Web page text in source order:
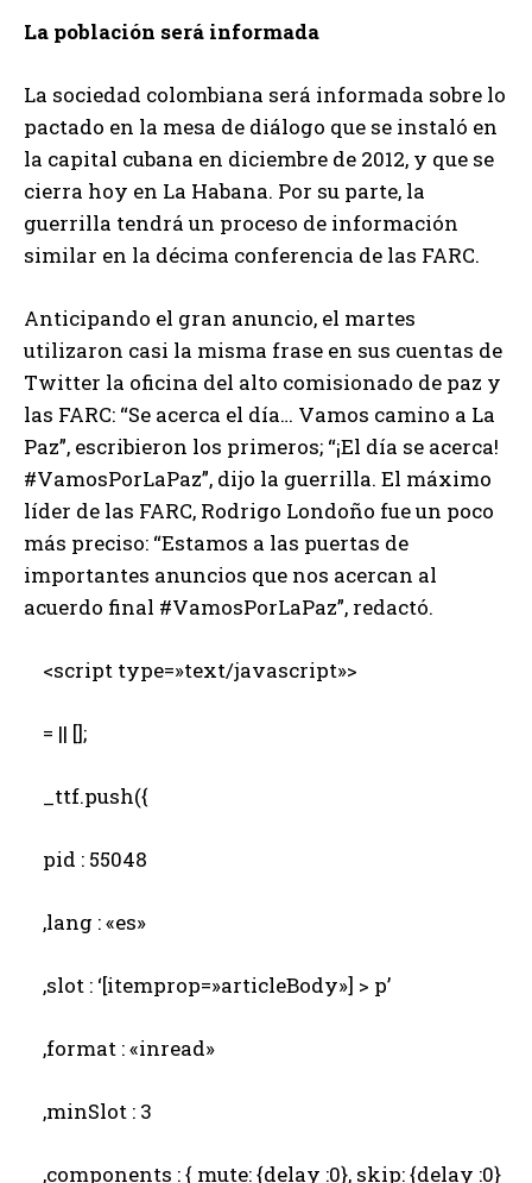
La población será informada
La sociedad colombiana será informada sobre lo
pactado en la mesa de diálogo que se instaló en
la capital cubana en diciembre de 2012, y que se
cierra hoy en La Habana. Por su parte, la
guerrilla tendrá un proceso de información
similar en la décima conferencia de las FARC.
Anticipando el gran anuncio, el martes
utilizaron casi la misma frase en sus cuentas de
Twitter la oficina del alto comisionado de paz y
las FARC: “Se acerca el día… Vamos camino a La
Paz”, escribieron los primeros; “¡El día se acerca!
#VamosPorLaPaz”, dijo la guerrilla. El máximo
líder de las FARC, Rodrigo Londoño fue un poco
más preciso: “Estamos a las puertas de
importantes anuncios que nos acercan al
acuerdo final #VamosPorLaPaz”, redactó.
<script type=»text/javascript»>
= || [];
_ttf.push({
pid : 55048
,lang : «es»
,slot : ‘[itemprop=»articleBody»] > p’
,format : «inread»
,minSlot : 3
,components : { mute: {delay :0}, skip: {delay :0}